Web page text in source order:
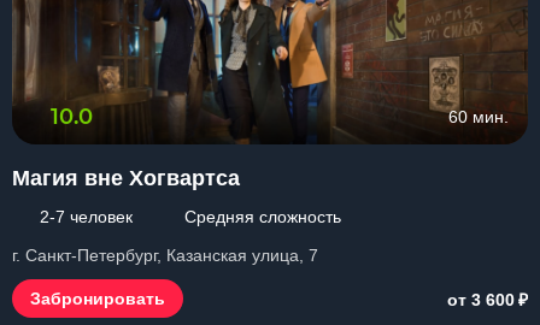
10.0 60 мин.
Магия вне Хогвартса
2-7 человек
Средняя сложность
г. Санкт-Петербург, Казанская улица, 7
Забронировать от 3 600₽